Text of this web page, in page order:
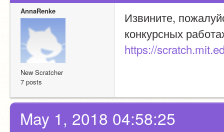
AnnaRenke
New Scratcher
7 posts
Извините,
конкурсных
https://
May 1, 2018 04:58:25